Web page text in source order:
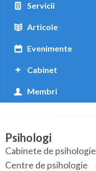
Braila
Brasov
Bucuresti
Calarasi
Caras-Severin
Servicii
Articole
Evenimente
Cabinet
Membri
Psihologi
Cabinete de psihologie
Centre de psihologie